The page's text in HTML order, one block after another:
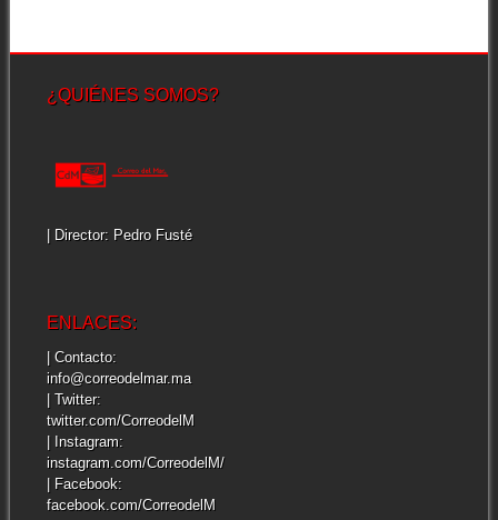
¿QUIÉNES SOMOS?
| Director: Pedro Fusté
ENLACES:
| Contacto:
info@correodelmar.ma
| Twitter:
twitter.com/CorreodelM
| Instagram:
instagram.com/CorreodelM/
| Facebook:
facebook.com/CorreodelM